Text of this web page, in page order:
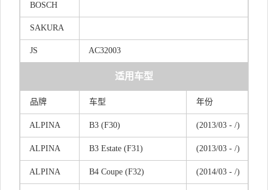
BOSCH
SAKURA
JS AC32003
适用车型
品牌 车型 年份
ALPINA B3 (F30) (2013/03 - /)
ALPINA B3 Estate (F31) (2013/03 - /)
ALPINA B4 Coupe (F32) (2014/03 - /)